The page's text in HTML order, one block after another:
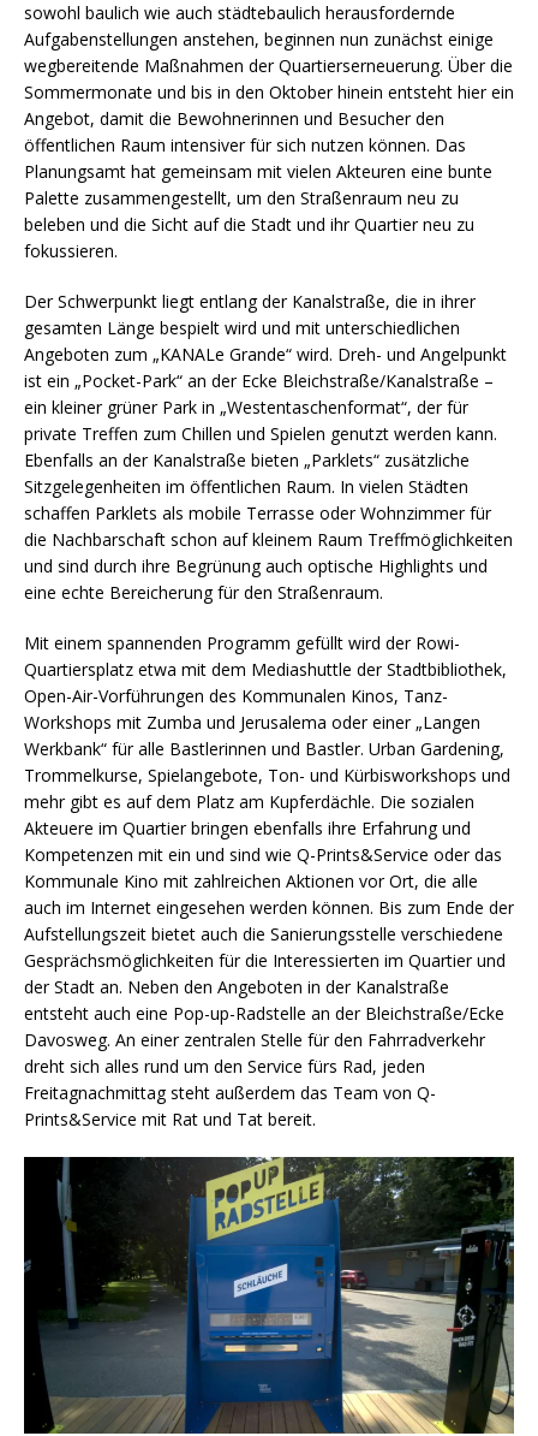
sowohl baulich wie auch städtebaulich herausfordernde
Aufgabenstellungen anstehen, beginnen nun zunächst einige
wegbereitende Maßnahmen der Quartierserneuerung. Über die
Sommermonate und bis in den Oktober hinein entsteht hier ein
Angebot, damit die Bewohnerinnen und Besucher den
öffentlichen Raum intensiver für sich nutzen können. Das
Planungsamt hat gemeinsam mit vielen Akteuren eine bunte
Palette zusammengestellt, um den Straßenraum neu zu
beleben und die Sicht auf die Stadt und ihr Quartier neu zu
fokussieren.
Der Schwerpunkt liegt entlang der Kanalstraße, die in ihrer
gesamten Länge bespielt wird und mit unterschiedlichen
Angeboten zum „KANALe Grande“ wird. Dreh- und Angelpunkt
ist ein „Pocket-Park“ an der Ecke Bleichstraße/Kanalstraße –
ein kleiner grüner Park in „Westentaschenformat“, der für
private Treffen zum Chillen und Spielen genutzt werden kann.
Ebenfalls an der Kanalstraße bieten „Parklets“ zusätzliche
Sitzgelegenheiten im öffentlichen Raum. In vielen Städten
schaffen Parklets als mobile Terrasse oder Wohnzimmer für
die Nachbarschaft schon auf kleinem Raum Treffmöglichkeiten
und sind durch ihre Begrünung auch optische Highlights und
eine echte Bereicherung für den Straßenraum.
Mit einem spannenden Programm gefüllt wird der Rowi-
Quartiersplatz etwa mit dem Mediashuttle der Stadtbibliothek,
Open-Air-Vorführungen des Kommunalen Kinos, Tanz-
Workshops mit Zumba und Jerusalema oder einer „Langen
Werkbank“ für alle Bastlerinnen und Bastler. Urban Gardening,
Trommelkurse, Spielangebote, Ton- und Kürbisworkshops und
mehr gibt es auf dem Platz am Kupferdächle. Die sozialen
Akteuere im Quartier bringen ebenfalls ihre Erfahrung und
Kompetenzen mit ein und sind wie Q-Prints&Service oder das
Kommunale Kino mit zahlreichen Aktionen vor Ort, die alle
auch im Internet eingesehen werden können. Bis zum Ende der
Aufstellungszeit bietet auch die Sanierungsstelle verschiedene
Gesprächsmöglichkeiten für die Interessierten im Quartier und
der Stadt an. Neben den Angeboten in der Kanalstraße
entsteht auch eine Pop-up-Radstelle an der Bleichstraße/Ecke
Davosweg. An einer zentralen Stelle für den Fahrradverkehr
dreht sich alles rund um den Service fürs Rad, jeden
Freitagnachmittag steht außerdem das Team von Q-
Prints&Service mit Rat und Tat bereit.